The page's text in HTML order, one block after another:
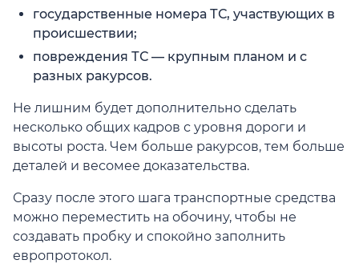
государственные номера ТС, участвующих в
происшествии;
повреждения ТС — крупным планом и с
разных ракурсов.
Не лишним будет дополнительно сделать
несколько общих кадров с уровня дороги и
высоты роста. Чем больше ракурсов, тем больше
деталей и весомее доказательства.
Сразу после этого шага транспортные средства
можно переместить на обочину, чтобы не
создавать пробку и спокойно заполнить
европротокол.